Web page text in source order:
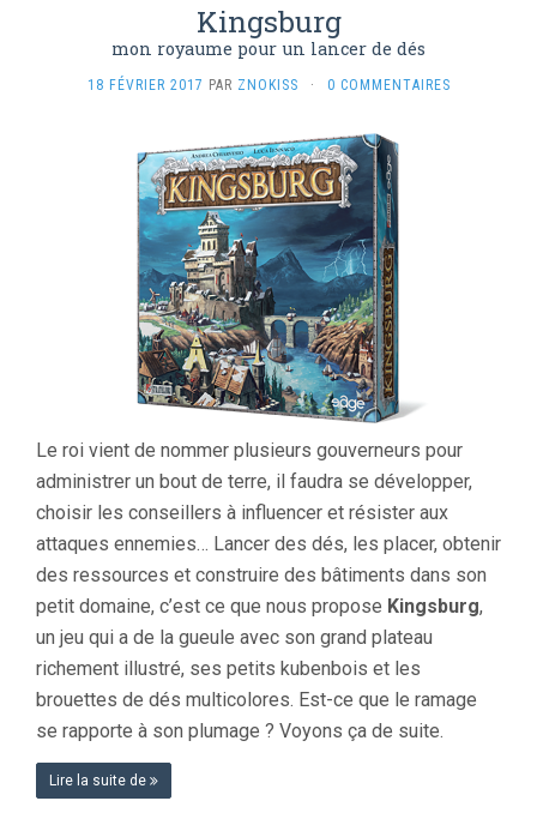
Kingsburg
mon royaume pour un lancer de dés
18 FÉVRIER 2017 PAR ZNOKISS · 0 COMMENTAIRES
Le roi vient de nommer plusieurs gouverneurs pour
administrer un bout de terre, il faudra se développer,
choisir les conseillers à influencer et résister aux
attaques ennemies… Lancer des dés, les placer, obtenir
des ressources et construire des bâtiments dans son
petit domaine, c’est ce que nous propose Kingsburg,
un jeu qui a de la gueule avec son grand plateau
richement illustré, ses petits kubenbois et les
brouettes de dés multicolores. Est-ce que le ramage
se rapporte à son plumage ? Voyons ça de suite.
Lire la suite de